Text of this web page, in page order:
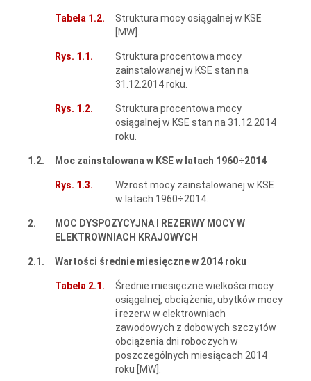
Tabela 1.2.
Struktura mocy osiągalnej w KSE
[MW].
Rys. 1.1.
Struktura procentowa mocy
zainstalowanej w KSE stan na
31.12.2014 roku.
Rys. 1.2.
Struktura procentowa mocy
osiągalnej w KSE stan na 31.12.2014
roku.
1.2. Moc zainstalowana w KSE w latach 1960÷2014
Rys. 1.3.
Wzrost mocy zainstalowanej w KSE
w latach 1960÷2014.
2.
MOC DYSPOZYCYJNA I REZERWY MOCY W
ELEKTROWNIACH KRAJOWYCH
2.1. Wartości średnie miesięczne w 2014 roku
Tabela 2.1.
Średnie miesięczne wielkości mocy
osiągalnej, obciążenia, ubytków mocy
i rezerw w elektrowniach
zawodowych z dobowych szczytów
obciążenia dni roboczych w
poszczególnych miesiącach 2014
roku [MW].